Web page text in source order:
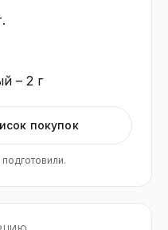
– 2 г
покупок